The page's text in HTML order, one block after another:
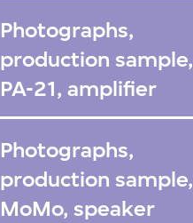
Photographs,
production sample,
PA-21, amplifier
Photographs,
production sample,
MoMo, speaker